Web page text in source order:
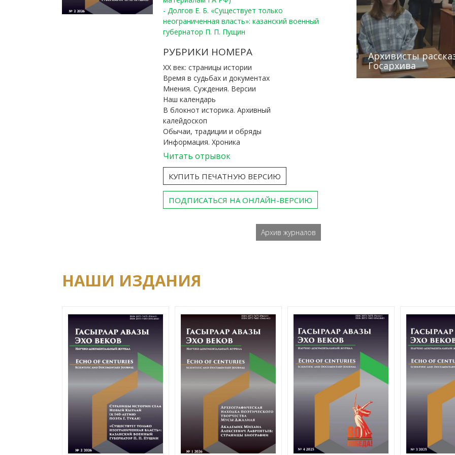
- Долгов Е. Б. «Существует только
неограниченная власть»: казанский военный
губернатор П. П. Пущин
РУБРИКИ НОМЕРА
ХХ век: страницы истории
Время в судьбах и документах
Мнения. Суждения. Версии
Наш календарь
В блокнот историка. Архивный
калейдоскоп
Обычаи, традиции и обряды
Информация. Хроника
Читать отрывок
КУПИТЬ ПЕЧАТНУЮ ВЕРСИЮ
ПОДПИСАТЬСЯ НА ОНЛАЙН-ВЕРСИЮ
Архив журналов
Победители
«Архивные фонды
туган як тарихын
Архивисты
Госархива
Сотрудники
Эхо веков»
(КХТИ)
«Мир архивов
НАШИ ИЗДАНИЯ